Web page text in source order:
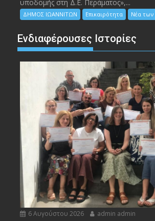
υποδομής στη Δ.Ε. Περάματος»,...
ΔΗΜΟΣ ΙΩΑΝΝΙΤΩΝ Επικαιρότητα Νέα
Ενδιαφέρουσες Ιστορίες
6 Αυγούστου 2026 admin admin